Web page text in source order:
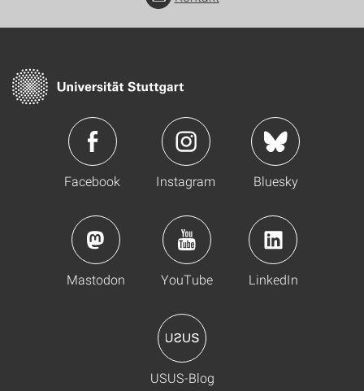
Facebook Instagram Bluesky
Mastodon YouTube LinkedIn
USUS-Blog